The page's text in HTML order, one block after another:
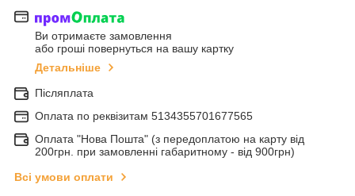
Ви отримаєте замовлення
або гроші повернуться на вашу картку
Детальніше
Післяплата
Оплата по реквiзитам 5134355701677565
Оплата "Нова Пошта" (з передоплатою на карту від
200грн. при замовленні габаритному - від 900грн)
Всі умови оплати